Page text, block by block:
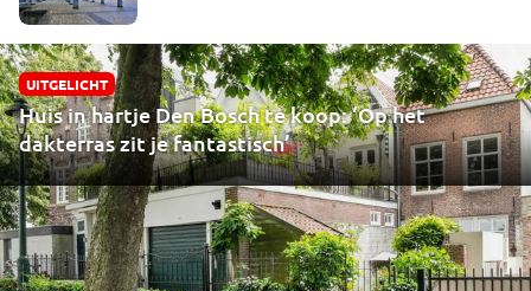
UITGELICHT
Huis in hartje Den Bosch te koop: ‘Op het
dakterras zit je fantastisch’